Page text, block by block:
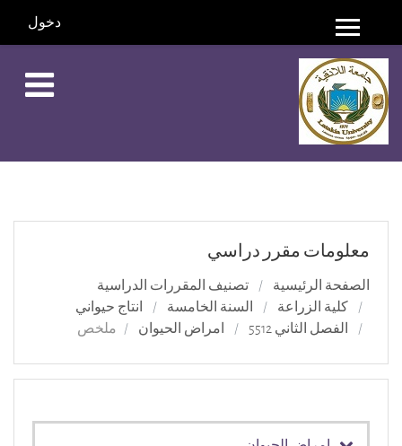
تخطي إلى المحتوى الرئيسي
واجهة جانبية دخول
معلومات مقرر دراسي
الصفحة الرئيسية
تصنيف المقررات الدراسية
كلية الزراعة
السنة الخامسة
انتاج حيواني
الفصل الثاني 5512
امراض الحيوان ملخص